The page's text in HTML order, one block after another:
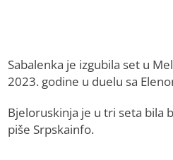
Sabalenka je izgubila set u
2023. godine u duelu sa
Bjeloruskinja je u tri seta bila
piše Srpskainfo.